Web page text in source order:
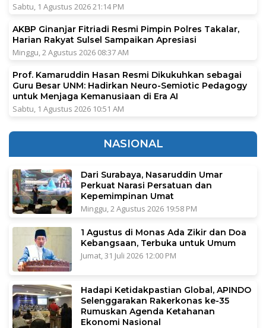
Sabtu, 1 Agustus 2026 21:14 PM
AKBP Ginanjar Fitriadi Resmi Pimpin Polres Takalar,
Harian Rakyat Sulsel Sampaikan Apresiasi
Minggu, 2 Agustus 2026 08:37 AM
Prof. Kamaruddin Hasan Resmi Dikukuhkan sebagai
Guru Besar UNM: Hadirkan Neuro-Semiotic Pedagogy
untuk Menjaga Kemanusiaan di Era AI
Sabtu, 1 Agustus 2026 10:51 AM
NASIONAL
Dari Surabaya, Nasaruddin Umar
Perkuat Narasi Persatuan dan
Kepemimpinan Umat
Minggu, 2 Agustus 2026 19:58 PM
1 Agustus di Monas Ada Zikir dan Doa
Kebangsaan, Terbuka untuk Umum
Jumat, 31 Juli 2026 12:00 PM
Hadapi Ketidakpastian Global, APINDO
Selenggarakan Rakerkonas ke-35
Rumuskan Agenda Ketahanan
Ekonomi Nasional